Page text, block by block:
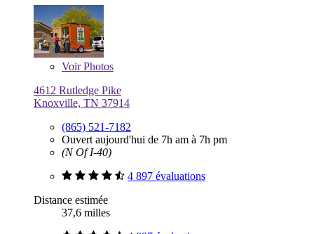
VoirPhotos
4612 Rutledge Pike
Knoxville, TN 37914
(865) 521-7182
Ouvert aujourd'hui de 7h am à 7h pm
(N Of I-40)
4 897 évaluations
Distance estimée
37,6 milles